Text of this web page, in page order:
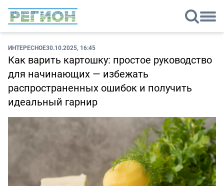
ИНТЕРЕСНОЕ30.10.2025, 16:45
Как варить картошку: простое руководство
для начинающих — избежать
распространенных ошибок и получить
идеальный гарнир